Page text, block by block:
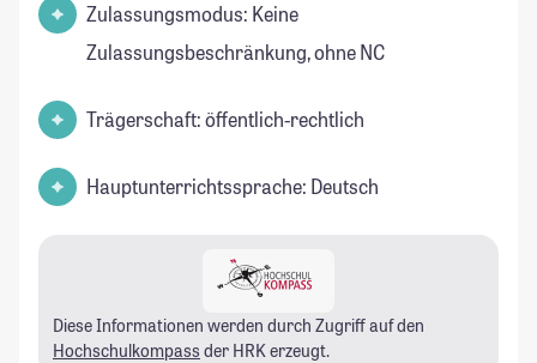
Zulassungsmodus: Keine
Zulassungsbeschränkung, ohne NC
Trägerschaft: öffentlich-rechtlich
Hauptunterrichtssprache: Deutsch
Diese Informationen werden durch Zugriff auf den
Hochschulkompass der HRK erzeugt.